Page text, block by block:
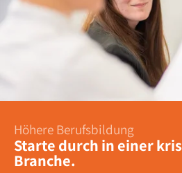
Höhere Berufsbildung
Starte durch in einer
Branche.